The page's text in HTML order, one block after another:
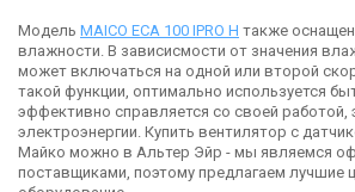
Модель MAICO ECA 100 IPRO H также
влажности. В зависисмости от значения
может включаться на одной или второй
такой функции, оптимально используется
эффективно справляется со своей работой,
электроэнергии. Купить вентилятор с
Майко можно в Альтер Эйр - мы являемся
поставщиками, поэтому предлагаем лучшие